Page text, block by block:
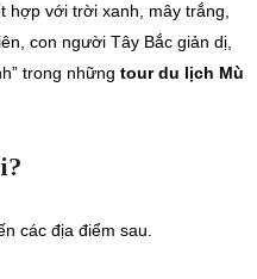
hợp với trời xanh, mây trắng,
con người Tây Bắc giản dị,
trong những tour du lịch Mù
các địa điểm sau.